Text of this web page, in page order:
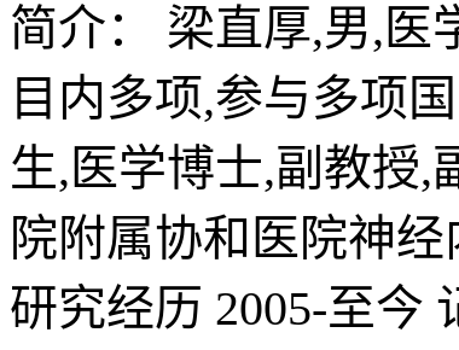
简介：
梁直厚,男,医
目内多项,参与多项
生,医学博士,副教授,
院附属协和医院神
研究经历 2005-至今